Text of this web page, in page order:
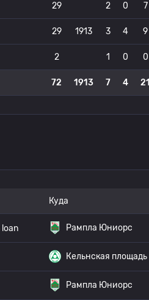
29 2 0 7
29 1913 3 4 9
2 1 0 0
72 1913 7 4 21
Куда
loan Рампла Юниорс
Кельнская площадь
Рампла Юниорс